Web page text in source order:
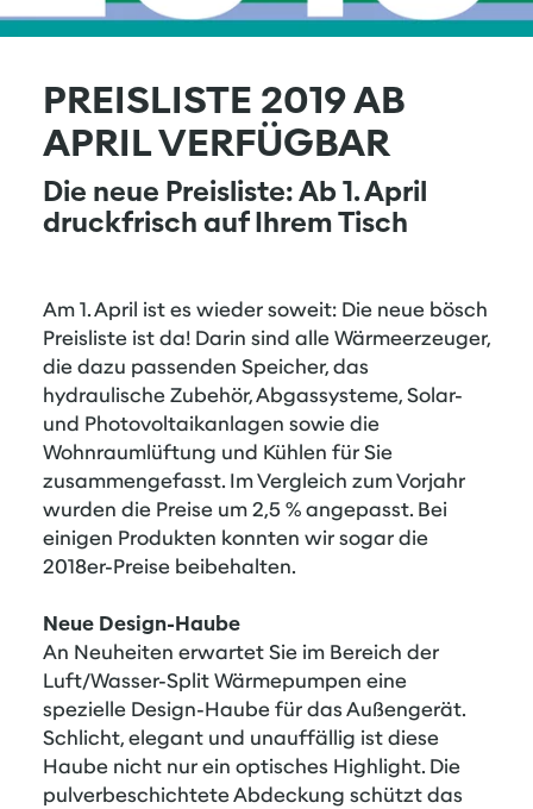
PREISLISTE 2019 AB
APRIL VERFÜGBAR
Die neue Preisliste: Ab 1. April
druckfrisch auf Ihrem Tisch
Am 1. April ist es wieder soweit: Die neue bösch
Preisliste ist da! Darin sind alle Wärmeerzeuger,
die dazu passenden Speicher, das
hydraulische Zubehör, Abgassysteme, Solar-
und Photovoltaikanlagen sowie die
Wohnraumlüftung und Kühlen für Sie
zusammengefasst. Im Vergleich zum Vorjahr
wurden die Preise um 2,5 % angepasst. Bei
einigen Produkten konnten wir sogar die
2018er-Preise beibehalten.
Neue Design-Haube
An Neuheiten erwartet Sie im Bereich der
Luft/Wasser-Split Wärmepumpen eine
spezielle Design-Haube für das Außengerät.
Schlicht, elegant und unauffällig ist diese
Haube nicht nur ein optisches Highlight. Die
pulverbeschichtete Abdeckung schützt das